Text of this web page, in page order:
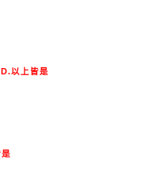
以上皆是